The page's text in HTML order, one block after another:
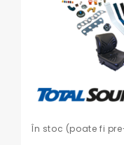
În stoc (poate fi